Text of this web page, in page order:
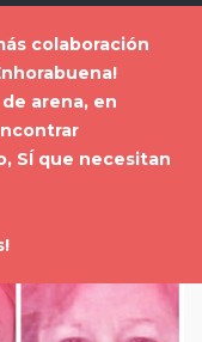
colaboración
arena, en
SÍ que necesitan